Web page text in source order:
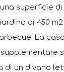
superficie di
di 450
La
un divano